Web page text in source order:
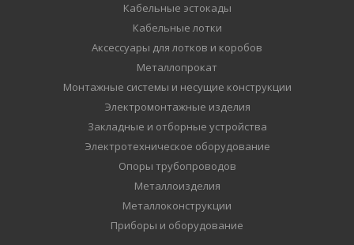
Кабельные эстокады
Кабельные лотки
Аксессуары для лотков и коробов
Металлопрокат
Монтажные системы и несущие конструкции
Электромонтажные изделия
Закладные и отборные устройства
Электротехническое оборудование
Опоры трубопроводов
Металлоизделия
Металлоконструкции
Приборы и оборудование